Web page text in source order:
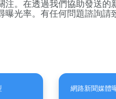
注。在透過我們協助發送
曝光率。有任何問題諮詢
網路新聞媒體